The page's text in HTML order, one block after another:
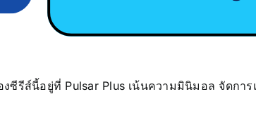
ซีรีส์นี้อยู่ที่ Pulsar Plus เน้นความมินิมอล จัดกา